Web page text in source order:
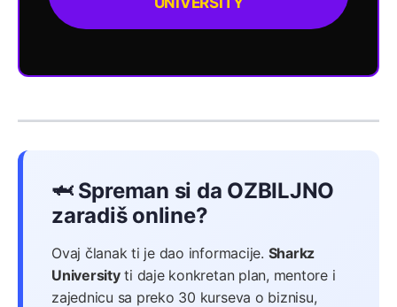
🦈 Spreman si da OZBILJNO
zaradiš online?
Ovaj članak ti je dao informacije. Sharkz
Universityti daje konkretan plan, mentore i
zajednicu sa preko 30 kurseva o biznisu,